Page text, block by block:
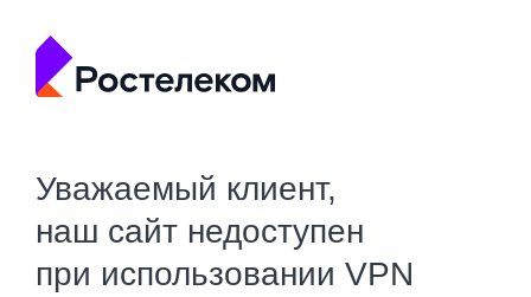
Уважаемый клиент,
наш сайт недоступен
при использовании VPN